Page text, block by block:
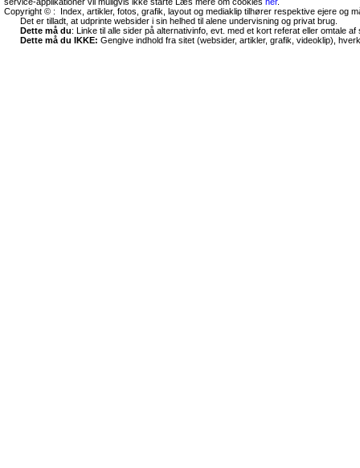
Copyright © : Index, artikler, fotos, grafik, layout og mediaklip tilhører respektive ejere og
Det er tilladt, at udprinte websider i sin helhed til alene undervisning og privat brug.
Dette må du: Linke til alle sider på alternativinfo, evt. med et kort referat eller omtale af
Dette må du IKKE: Gengive indhold fra sitet (websider, artikler, grafik, videoklip),